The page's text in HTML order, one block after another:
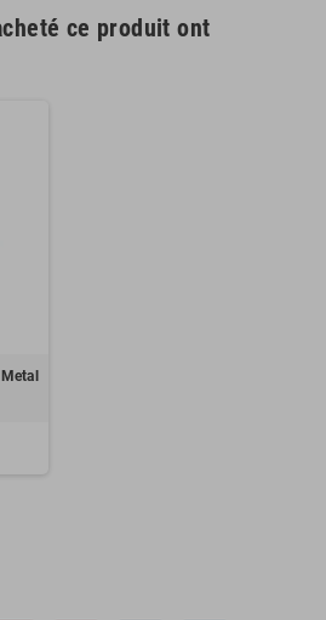
ce produit ont